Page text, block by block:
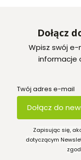
Dołącz
Wpisz swój
informacje
Twój adres e-mail
Dołącz do
Zapisując się,
dotyczącym